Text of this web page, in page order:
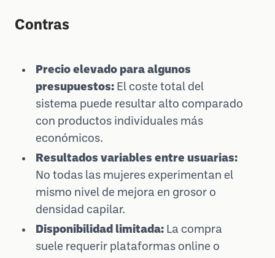
Contras
Precio elevado para algunos
presupuestos: El coste total del
sistema puede resultar alto comparado
con productos individuales más
económicos.
Resultados variables entre usuarias:
No todas las mujeres experimentan el
mismo nivel de mejora en grosor o
densidad capilar.
Disponibilidad limitada: La compra
suele requerir plataformas online o